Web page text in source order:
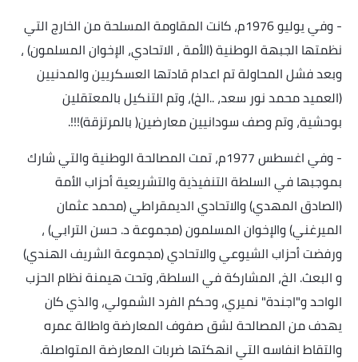
-
وفي يوليو 1976م، كانت المقاومة المسلحة من الخارج التي
نظمتها الجبهة الوطنية (الأمة ، الاتحادي، الإخوان المسلمون) ،
وبعد فشل المحاولة تم اعدام قادتها العسكريين والمدنيين
(العميد محمد نور سعد، ..الخ)، وتم التنكيل بالمعتقلين
بوحشية، وتم وصف سودانيين معارضين( بالمرتزقة)!!!.
-
وفي اغسطس 1977م، تمت المصالحة الوطنية والتي شارك
بموجبها في السلطة التنفيذية والتشريعية أحزاب الأمة
(الصادق المهدي) والاتحادي الديمقراطي (محمد عثمان
الميرغني) والإخوان المسلمون (مجموعة د. حسن الترابي) ،
ورفضت أحزاب الشيوعي والاتحادي (مجموعة الشريف الهندي)
و البعث. الخ، المشاركة في السلطة، وتحت هيمنة نظام الحزب
الواحد و"اجندة" نميري، وحكم الفرد الشمولي، والذي كان
يهدف من المصالحة لشق صفوف المعارضة واطالة عمره
والتقاط انفاسه التي انهكتها ضربات المعارضة المتواصلة.